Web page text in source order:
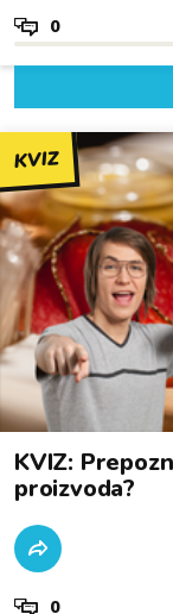
0
KVIZ
KVIZ:
proizvoda?
0